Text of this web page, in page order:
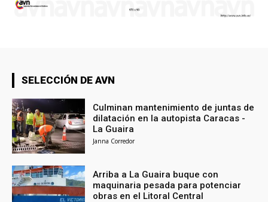
SELECCIÓN DE AVN
Culminan mantenimiento de juntas de
dilatación en la autopista Caracas -
La Guaira
Janna Corredor
Arriba a La Guaira buque con
maquinaria pesada para potenciar
obras en el Litoral Central